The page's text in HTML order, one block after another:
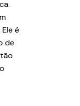
é
de